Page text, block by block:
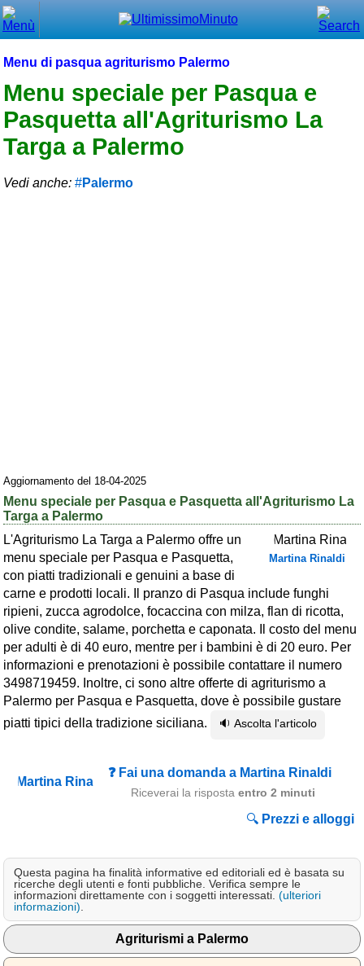
Menu di pasqua agriturismo Palermo
Menu speciale per Pasqua e
Pasquetta all'Agriturismo La
Targa a Palermo
Vedi anche: Palermo
Aggiornamento del 18-04-2025
Menu speciale per Pasqua e Pasquetta all'Agriturismo La
Targa a Palermo
Martina Rinaldi
L'Agriturismo La Targa a Palermo offre un
menu speciale per Pasqua e Pasquetta,
con piatti tradizionali e genuini a base di
carne e prodotti locali. Il pranzo di Pasqua include funghi
ripieni, zucca agrodolce, focaccina con milza, flan di ricotta,
olive condite, salame, porchetta e caponata. Il costo del menu
per adulti è di 40 euro, mentre per i bambini è di 20 euro. Per
informazioni e prenotazioni è possibile contattare il numero
3498719459. Inoltre, ci sono altre offerte di agriturismo a
Palermo per Pasqua e Pasquetta, dove è possibile gustare
piatti tipici della tradizione siciliana.
🔉 Ascolta l'articolo
❓ Fai una domanda a Martina Rinaldi
Riceverai la risposta entro 2 minuti
🔍 Prezzi e alloggi
Questa pagina ha finalità informative ed editoriali ed è basata su
ricerche degli utenti e fonti pubbliche. Verifica sempre le
informazioni direttamente con i soggetti interessati. (ulteriori
informazioni)
Agriturismi a Palermo
Menù principale
⌂ Home
🕐 Last Minute
🕐 First Minute
🔍 Cerca
Eventi e cose da vedere
➕ Segnala evento
Area riservata
Chi siamo
Ambienti
≋ Mare
🗻 Montagna
Laghi
Abruzzo(214)
Basilicata(64)
Calabria